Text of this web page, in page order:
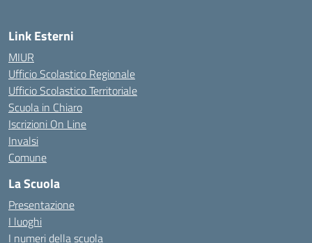
Link Esterni
MIUR
Ufficio Scolastico Regionale
Ufficio Scolastico Territoriale
Scuola in Chiaro
Iscrizioni On Line
Invalsi
Comune
La Scuola
Presentazione
I luoghi
I numeri della scuola